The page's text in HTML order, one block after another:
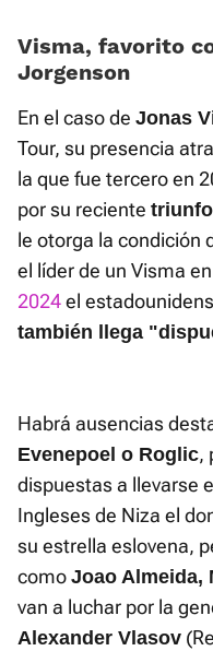
Visma, favorito
Jorgenson
En el caso de Jonas
Tour, su presencia
la que fue tercero en
por su reciente
le otorga la condición
el líder de un Visma
2024el
también llega
Habrá ausencias
Evenepoel o Roglic,
dispuestas a llevarse
Ingleses de Niza el
su estrella eslovena,
como Joao Almeida,
van a luchar por la
Alexander Vlasov